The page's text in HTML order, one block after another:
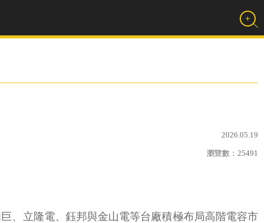
2026.05.19
瀏覽數： 25491
、立隆電、鈺邦與金山電等台廠積極布局高階電容市